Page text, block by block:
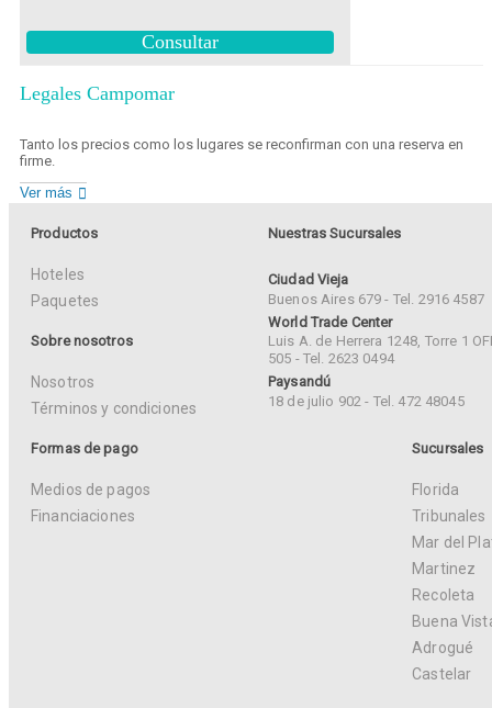
Consultar
Legales Campomar
Tanto los precios como los lugares se reconfirman con una reserva en
firme.
Los mismos pueden estar sujetos a disponibilidad sin previo aviso.
Consulte antes de solicitar reserva.
Ver más
Productos
Hoteles
Paquetes
Sobre nosotros
Nosotros
Términos y condiciones
Nuestras Sucursales
Ciudad Vieja
Buenos Aires 679 - Tel. 2916 4587
World Trade Center
Luis A. de Herrera 1248, Torre 1
505 - Tel. 2623 0494
Paysandú
18 de julio 902 - Tel. 472 48045
Formas de pago
Medios de pagos
Financiaciones
Sucursales
Florida
Tribunales
Mar del
Martinez
Recoleta
Buena
Adrogué
Castelar